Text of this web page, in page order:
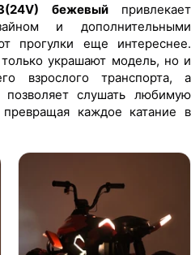
бежевыйпривлекает
и дополнительными
прогулки еще интереснее.
украшают модель, но и
взрослого транспорта, а
позволяет слушать любимую
каждое катание в